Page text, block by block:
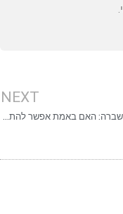
NEXT
הפנטזיה ושברה: האם באמת אפשר להתעשר מתביעות לשון הרע? ניתוח האמת המרה